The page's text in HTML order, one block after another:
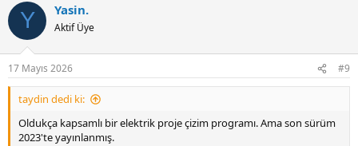
c
i
n
s
:
Y Yasin.
Aktif Üye
17 Mayıs 2026 #9
taydin dedi ki:
Oldukça kapsamlı bir elektrik proje çizim programı. Ama son sürüm
2023'te yayınlanmış.